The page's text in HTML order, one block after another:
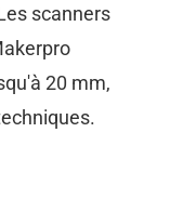
scanners
20 mm,